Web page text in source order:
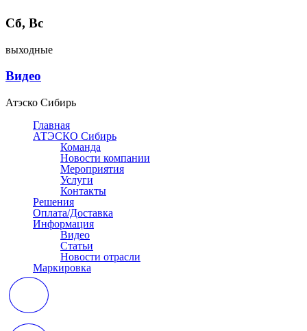
Сб, Вс
выходные
Видео
Атэско Сибирь
Главная
АТЭСКО Сибирь
Команда
Новости компании
Мероприятия
Услуги
Контакты
Решения
Оплата/Доставка
Информация
Видео
Статьи
Новости отрасли
Маркировка